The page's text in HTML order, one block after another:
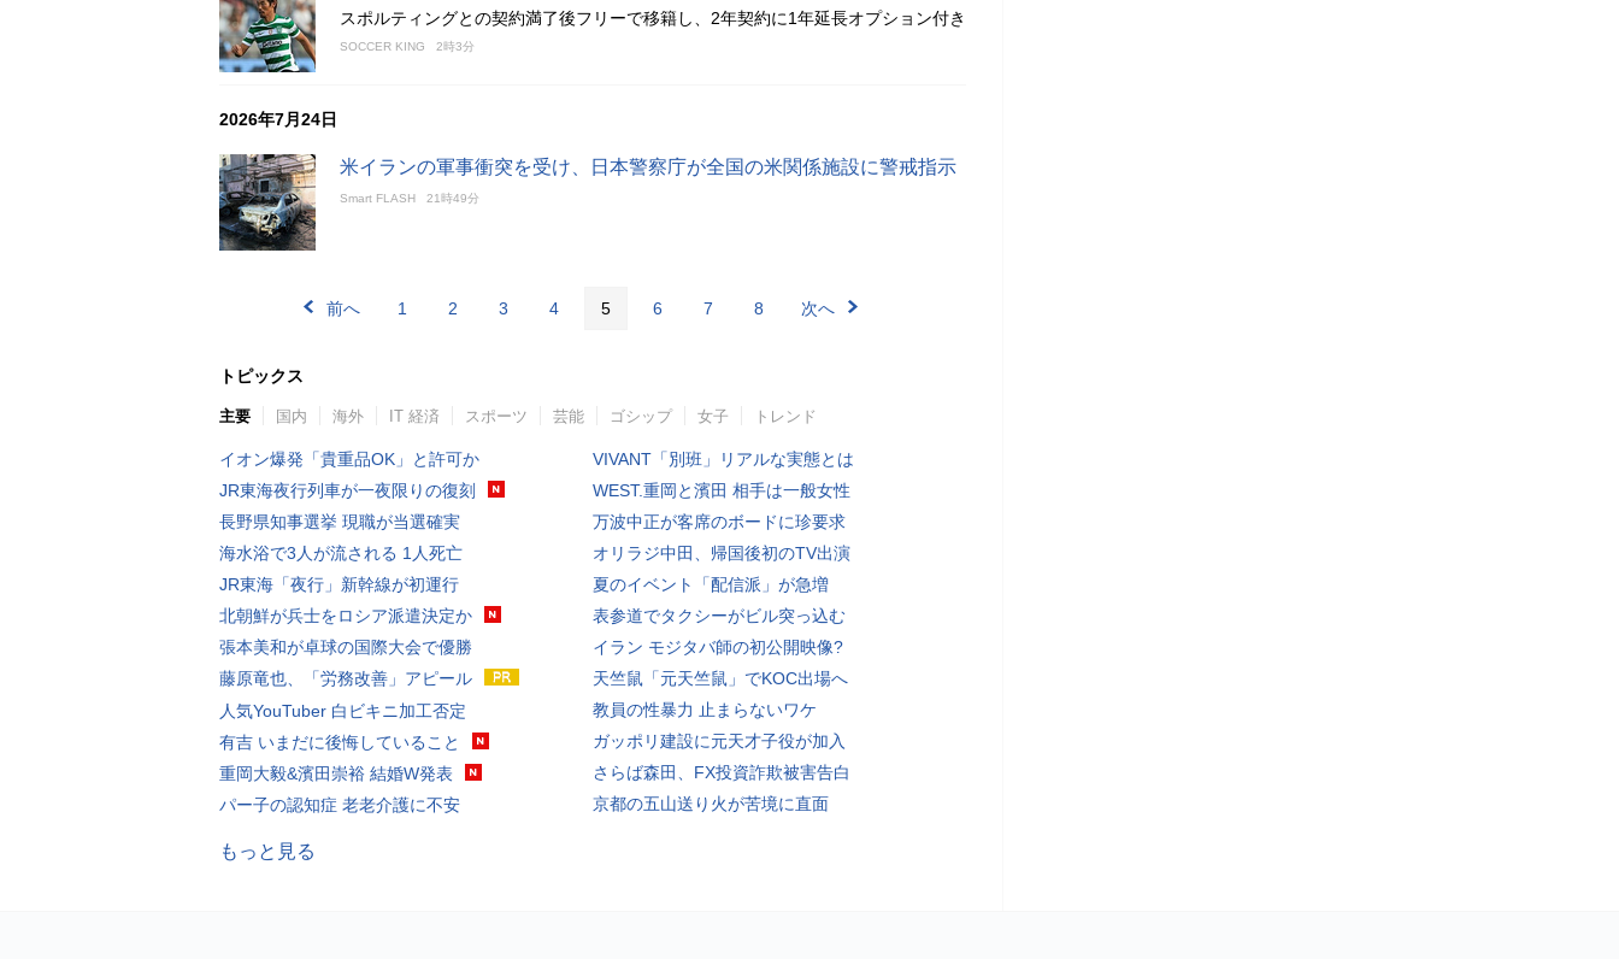
スポルティングとの契約満了後フリーで移籍し、2年契約に1年延長オプション付き
SOCCER KING 2時3分
2026年7月24日
米イランの軍事衝突を受け、日本警察庁が全国の米関係施設に警戒指示
Smart FLASH 21時49分
前へ 1 2 3 4 5 6 7 8 次へ
トピックス
主要 国内 海外 IT 経済 スポーツ 芸能 ゴシップ 女子 トレンド
イオン爆発「貴重品OK」と許可か
JR東海夜行列車が一夜限りの復刻
長野県知事選挙 現職が当選確実
海水浴で3人が流される 1人死亡
JR東海「夜行」新幹線が初運行
北朝鮮が兵士をロシア派遣決定か
張本美和が卓球の国際大会で優勝
藤原竜也、「労務改善」アピール
人気YouTuber 白ビキニ加工否定
有吉 いまだに後悔していること
重岡大毅&濱田崇裕 結婚W発表
パー子の認知症 老老介護に不安
VIVANT「別班」リアルな実態とは
WEST.重岡と濱田 相手は一般女性
万波中正が客席のボードに珍要求
オリラジ中田、帰国後初のTV出演
夏のイベント「配信派」が急増
表参道でタクシーがビル突っ込む
イラン モジタバ師の初公開映像?
天竺鼠「元天竺鼠」でKOC出場へ
教員の性暴力 止まらないワケ
ガッポリ建設に元天才子役が加入
さらば森田、FX投資詐欺被害告白
京都の五山送り火が苦境に直面
もっと見る